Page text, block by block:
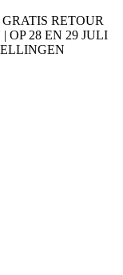
RETOUR
OP 28 EN 29 JULI